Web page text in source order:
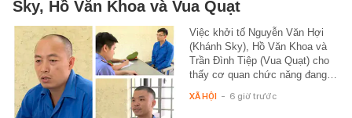
Sky, Hồ Văn Khoa và Vua Quạt
Việc khởi tố Nguyễn Văn Hợi
(Khánh Sky), Hồ Văn Khoa và
Trần Đình Tiệp (Vua Quạt) cho
thấy cơ quan chức năng đang…
XÃ HỘI - 6 giờ trước